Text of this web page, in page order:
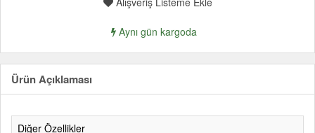
Aynı gün kargoda
Ürün Açıklaması
Diğer Özellikler